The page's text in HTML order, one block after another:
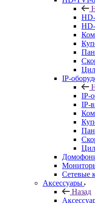
IP-
IP-
IP-
Сетевые
Аксессуары
Назад